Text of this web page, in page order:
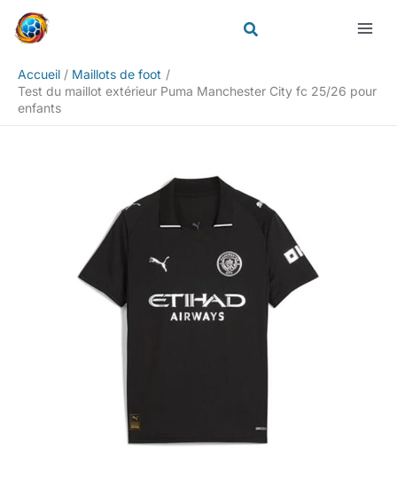
Accueil
Maillots de foot
Test du maillot extérieur Puma Manchester City fc 25/26 pour
enfants
Rechercher